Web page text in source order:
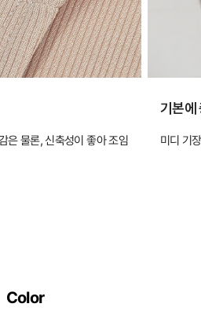
은 물론, 신축성이 좋아 조임
기본에
미디 기
Color